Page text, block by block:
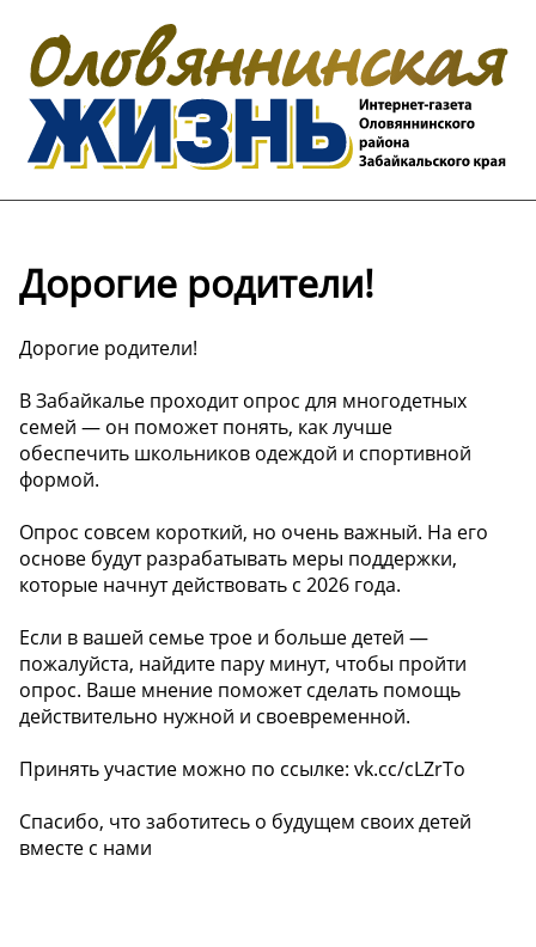
Дорогие родители!
Дорогие родители!
В Забайкалье проходит опрос для многодетных
семей — он поможет понять, как лучше
обеспечить школьников одеждой и спортивной
формой.
Опрос совсем короткий, но очень важный. На его
основе будут разрабатывать меры поддержки,
которые начнут действовать с 2026 года.
Если в вашей семье трое и больше детей —
пожалуйста, найдите пару минут, чтобы пройти
опрос. Ваше мнение поможет сделать помощь
действительно нужной и своевременной.
Принять участие можно по ссылке: vk.cc/cLZrTo
Спасибо, что заботитесь о будущем своих детей
вместе с нами